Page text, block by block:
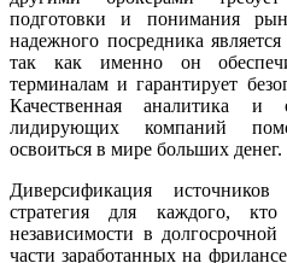
подготовки и понимания
надежного посредника
так как именно он
терминалам и гарантирует
Качественная аналитика
лидирующих компаний
освоиться в мире больших денег.
Диверсификация
стратегия для каждого,
независимости в долгосрочной
части заработанных на